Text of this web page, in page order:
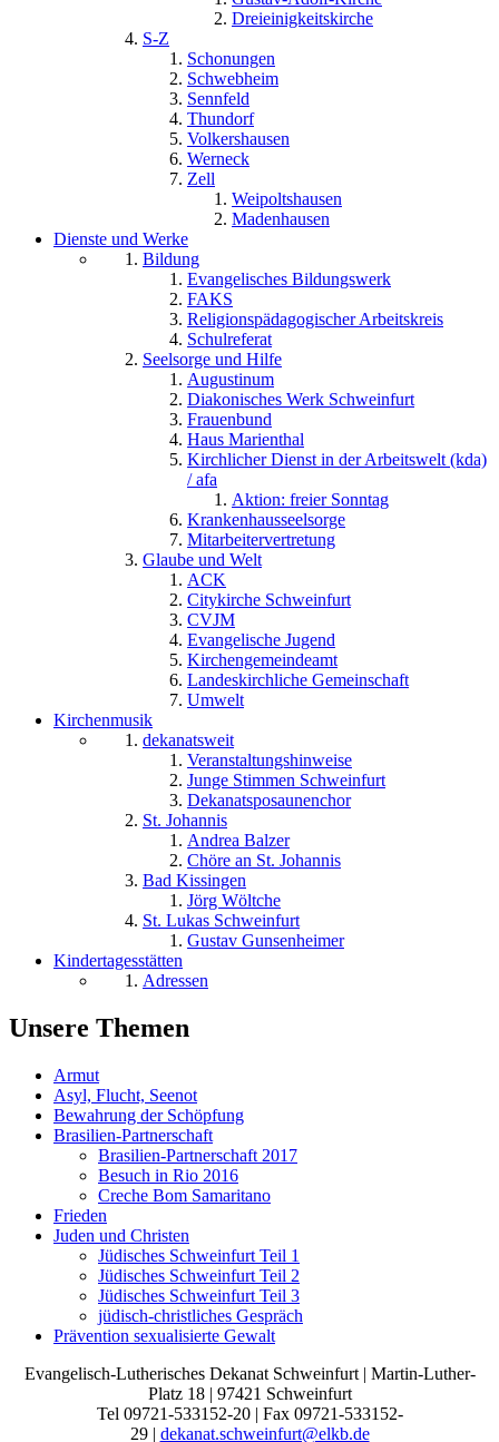
Dreieinigkeitskirche
S-Z
Schonungen
Schwebheim
Sennfeld
Thundorf
Volkershausen
Werneck
Zell
Weipoltshausen
Madenhausen
Dienste und Werke
Bildung
Evangelisches Bildungswerk
FAKS
Religionspädagogischer Arbeitskreis
Schulreferat
Seelsorge und Hilfe
Augustinum
Diakonisches Werk Schweinfurt
Frauenbund
Haus Marienthal
Kirchlicher Dienst in der Arbeitswelt (kda)
/ afa
Aktion: freier Sonntag
Krankenhausseelsorge
Mitarbeitervertretung
Glaube und Welt
ACK
Citykirche Schweinfurt
CVJM
Evangelische Jugend
Kirchengemeindeamt
Landeskirchliche Gemeinschaft
Umwelt
Kirchenmusik
dekanatsweit
Veranstaltungshinweise
Junge Stimmen Schweinfurt
Dekanatsposaunenchor
St. Johannis
Andrea Balzer
Chöre an St. Johannis
Bad Kissingen
Jörg Wöltche
St. Lukas Schweinfurt
Gustav Gunsenheimer
Kindertagesstätten
Adressen
Unsere Themen
Armut
Asyl, Flucht, Seenot
Bewahrung der Schöpfung
Brasilien-Partnerschaft
Brasilien-Partnerschaft 2017
Besuch in Rio 2016
Creche Bom Samaritano
Frieden
Juden und Christen
Jüdisches Schweinfurt Teil 1
Jüdisches Schweinfurt Teil 2
Jüdisches Schweinfurt Teil 3
jüdisch-christliches Gespräch
Prävention sexualisierte Gewalt
Evangelisch-Lutherisches Dekanat Schweinfurt | Martin-Luther-
Platz 18 | 97421 Schweinfurt
Tel 09721-533152-20 | Fax 09721-533152-
29 | dekanat.schweinfurt@elkb.de